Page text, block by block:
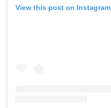
View this post on Instagram